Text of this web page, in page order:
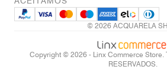
© 2026 ACQUARELA
Copyright © 2026 - Linx Commerce Store.
RESERVADOS.